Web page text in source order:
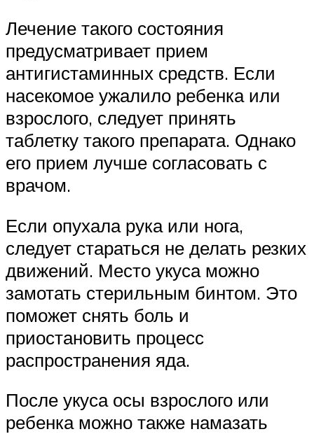
Лечение такого состояния
предусматривает прием
антигистаминных средств. Если
насекомое ужалило ребенка или
взрослого, следует принять
таблетку такого препарата. Однако
его прием лучше согласовать с
врачом.
Если опухала рука или нога,
следует стараться не делать резких
движений. Место укуса можно
замотать стерильным бинтом. Это
поможет снять боль и
приостановить процесс
распространения яда.
После укуса осы взрослого или
ребенка можно также намазать